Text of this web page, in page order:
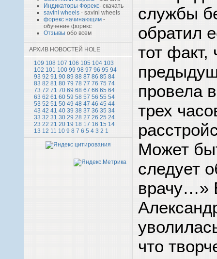
Индикаторы Форекс- скачать
savini wheels - savini wheels
форекс начинающим -
обучение форекс
Отзывы обо всем
АРХИВ НОВОСТЕЙ HOLE
109 108 107 106 105 104 103
102 101 100 99 98 97 96 95 94
93 92 91 90 89 88 87 86 85 84
83 82 81 80 79 78 77 76 75 74
73 72 71 70 69 68 67 66 65 64
63 62 61 60 59 58 57 56 55 54
53 52 51 50 49 48 47 46 45 44
43 42 41 40 39 38 37 36 35 34
33 32 31 30 29 28 27 26 25 24
23 22 21 20 19 18 17 16 15 14
13 12 11 10 9 8 7 6 5 4 3 2 1
службы
обратил
тот факт,
провела
трех
Может
следует
врачу…»
что